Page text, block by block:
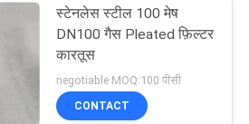
स्टेनलेस स्टील 100 मेष
DN100 गैस Pleated फ़िल्टर
कारतूस
negotiable MOQ:100 पीसी
CONTACT